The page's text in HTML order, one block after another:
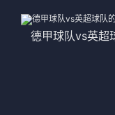
德甲球队vs英超